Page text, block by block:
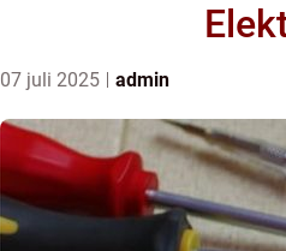
07 juli 2025 admin